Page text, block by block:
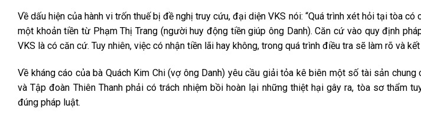
Về dấu hiện của hành vi trốn thuế bị đề nghị truy cứu, đại diện VKS nói: “Quá trình xét hỏi tại tòa có
một khoản tiền từ Phạm Thị Trang (người huy động tiền giúp ông Danh). Căn cứ vào quy định
VKS là có căn cứ. Tuy nhiên, việc có nhận tiền lãi hay không, trong quá trình điều tra sẽ làm rõ và kết
Về kháng cáo của bà Quách Kim Chi (vợ ông Danh) yêu cầu giải tỏa kê biên một số tài sản chung
và Tập đoàn Thiên Thanh phải có trách nhiệm bồi hoàn lại những thiệt hại gây ra, tòa sơ thẩm
đúng pháp luật.